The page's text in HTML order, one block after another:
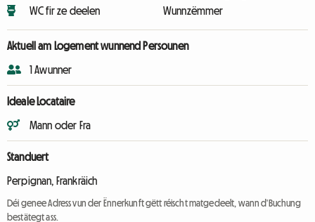
WC fir ze deelen
Wunnzëmmer
Aktuell am Logement wunnend Persounen
1 Awunner
Ideale Locataire
Mann oder Fra
Standuert
Perpignan, Frankräich
Déi genee Adress vun der Ënnerkunft gëtt réischt matgedeelt, wann d'Buchung
bestätegt ass.